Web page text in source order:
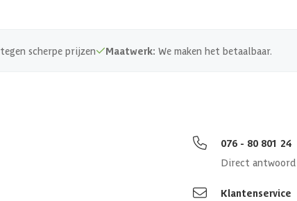
tegen scherpe prijzen Maatwerk: We maken het betaalbaar.
076 - 80 801 24
Direct antwoord
Klantenservice